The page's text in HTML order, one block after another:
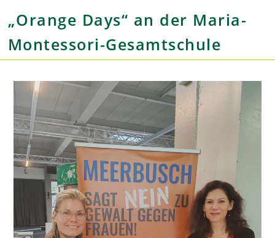
„Orange Days“ an der Maria-
Montessori-Gesamtschule